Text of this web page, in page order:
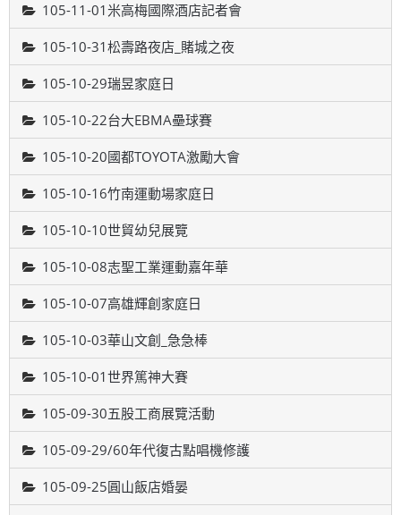
105-11-01米高梅國際酒店記者會
105-10-31松壽路夜店_賭城之夜
105-10-29瑞昱家庭日
105-10-22台大EBMA壘球賽
105-10-20國都TOYOTA激勵大會
105-10-16竹南運動場家庭日
105-10-10世貿幼兒展覽
105-10-08志聖工業運動嘉年華
105-10-07高雄輝創家庭日
105-10-03華山文創_急急棒
105-10-01世界篤神大賽
105-09-30五股工商展覽活動
105-09-29/60年代復古點唱機修護
105-09-25圓山飯店婚晏